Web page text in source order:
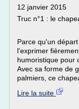
12 janvier 2015
Truc n°1 : le
Parce qu'un
l'exprimer
humoristique pour
Avec sa forme de
palmiers, ce
Lire la suite